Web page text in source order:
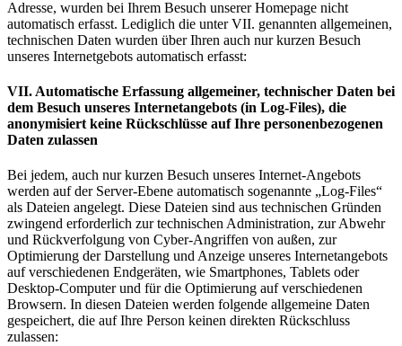
Adresse, wurden bei Ihrem Besuch unserer Homepage nicht
automatisch erfasst. Lediglich die unter VII. genannten allgemeinen,
technischen Daten wurden über Ihren auch nur kurzen Besuch
unseres Internetgebots automatisch erfasst:
VII. Automatische Erfassung allgemeiner, technischer Daten bei
dem Besuch unseres Internetangebots (in Log-Files), die
anonymisiert keine Rückschlüsse auf Ihre personenbezogenen
Daten zulassen
Bei jedem, auch nur kurzen Besuch unseres Internet-Angebots
werden auf der Server-Ebene automatisch sogenannte „Log-Files“
als Dateien angelegt. Diese Dateien sind aus technischen Gründen
zwingend erforderlich zur technischen Administration, zur Abwehr
und Rückverfolgung von Cyber-Angriffen von außen, zur
Optimierung der Darstellung und Anzeige unseres Internetangebots
auf verschiedenen Endgeräten, wie Smartphones, Tablets oder
Desktop-Computer und für die Optimierung auf verschiedenen
Browsern. In diesen Dateien werden folgende allgemeine Daten
gespeichert, die auf Ihre Person keinen direkten Rückschluss
zulassen: